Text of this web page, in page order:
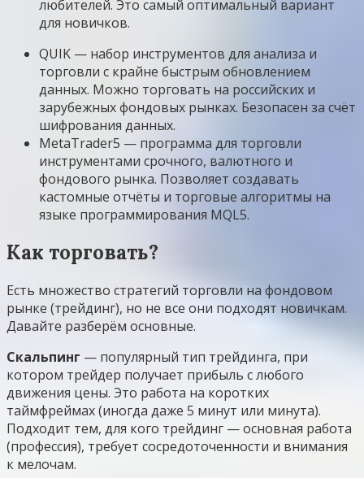
любителей. Это самый оптимальный вариант
для новичков.
QUIK — набор инструментов для анализа и
торговли с крайне быстрым обновлением
данных. Можно торговать на российских и
зарубежных фондовых рынках. Безопасен за счёт
шифрования данных.
MetaTrader5 — программа для торговли
инструментами срочного, валютного и
фондового рынка. Позволяет создавать
кастомные отчёты и торговые алгоритмы на
языке программирования MQL5.
Как торговать?
Есть множество стратегий торговли на фондовом
рынке (трейдинг), но не все они подходят новичкам.
Давайте разберём основные.
Скальпинг — популярный тип трейдинга, при
котором трейдер получает прибыль с любого
движения цены. Это работа на коротких
таймфреймах (иногда даже 5 минут или минута).
Подходит тем, для кого трейдинг — основная работа
(профессия), требует сосредоточенности и внимания
к мелочам.